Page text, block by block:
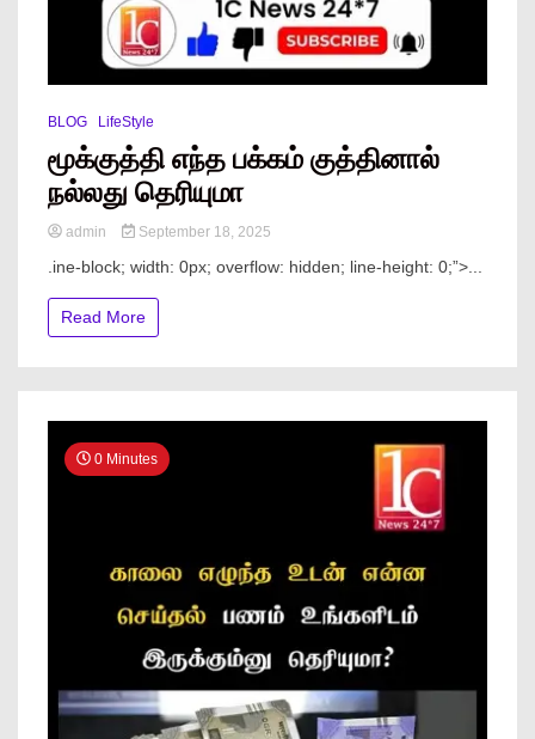
BLOG LifeStyle
மூக்குத்தி எந்த பக்கம் குத்தினால்
நல்லது தெரியுமா
admin September 18, 2025
.ine-block; width: 0px; overflow: hidden; line-height: 0;”> ...
Read More
0 Minutes